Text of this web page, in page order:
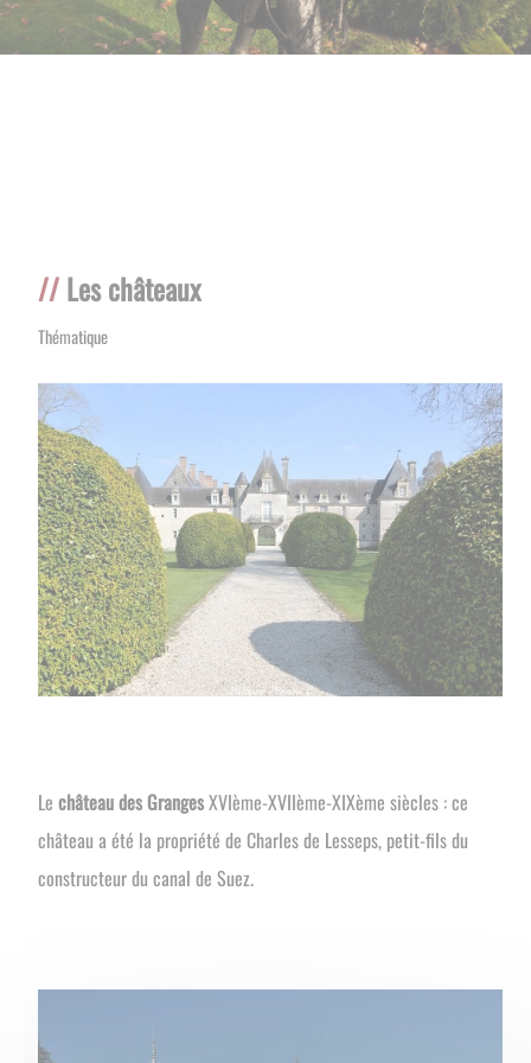
Les châteaux
Thématique
Le château des GrangesXVIème-XVIIème-XIXème siècles : ce
château a été la propriété de Charles de Lesseps, petit-fils du
constructeur du canal de Suez.